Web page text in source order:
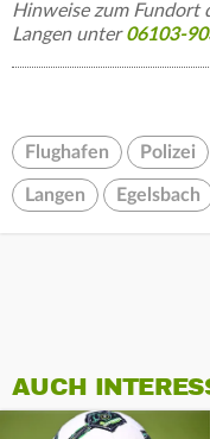
Hinweise zum Fundort
Langen unter06103-
Flughafen Polizei
Langen Egelsbach
AUCH